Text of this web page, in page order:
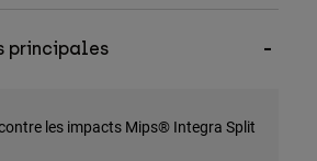
principales
les impacts Mips® Integra Split